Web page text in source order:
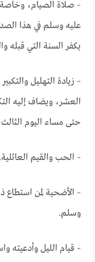
– صلاة الصيام،
عليه وسلم في هذا
يكفر السنة التي قبله
– زيادة التهليل
العشر، ويضاف إليه
حتى مساء اليوم
– الحب والقيم العائلية.
– الأضحية لمن
وسلم.
– قيام الليل وأدعيته